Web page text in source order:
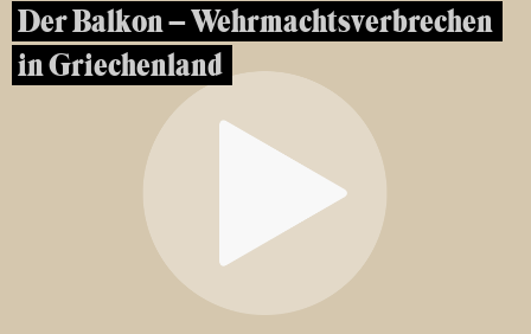
Der Balkon – Wehrmachtsverbrechen
in Griechenland